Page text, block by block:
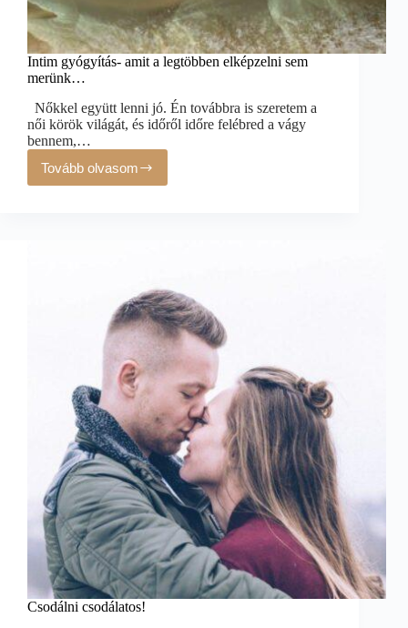
Intim gyógyítás- amit a legtöbben elképzelni sem
merünk…
Nőkkel együtt lenni jó. Én továbbra is szeretem a
női körök világát, és időről időre felébred a vágy
bennem,…
Tovább olvasom
Csodálni csodálatos!